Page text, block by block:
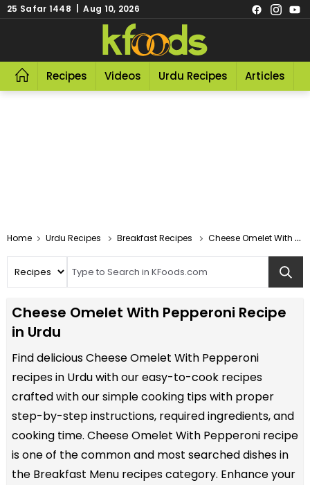
25 Safar 1448 | Aug 10, 2026
Recipes Videos Urdu Recipes Articles
Home Urdu Recipes Breakfast Recipes Cheese Omelet With Pepperoni Recipe In Urdu
Cheese Omelet With Pepperoni Recipe
in Urdu
Find delicious Cheese Omelet With Pepperoni
recipes in Urdu with our easy-to-cook recipes
crafted with our simple cooking tips with proper
step-by-step instructions, required ingredients, and
cooking time. Cheese Omelet With Pepperoni recipe
is one of the common and most searched dishes in
the Breakfast Menu recipes category. Enhance your